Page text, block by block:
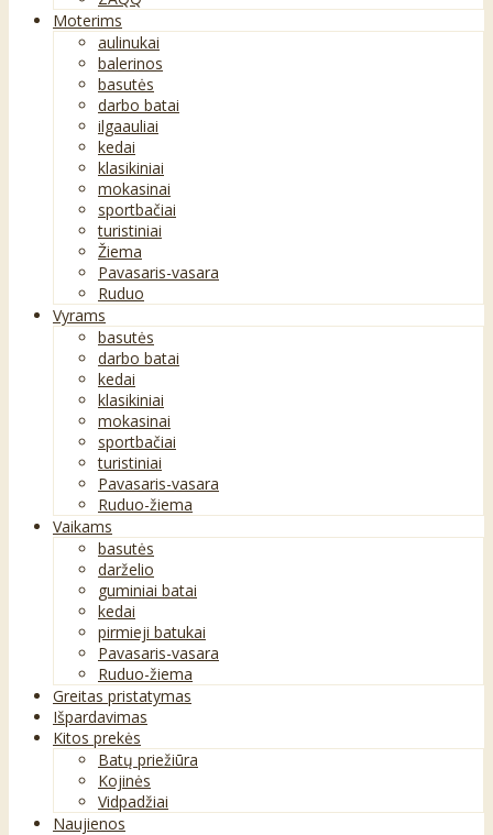
Moterims
aulinukai
balerinos
basutės
darbo batai
ilgaauliai
kedai
klasikiniai
mokasinai
sportbačiai
turistiniai
Žiema
Pavasaris-vasara
Ruduo
Vyrams
basutės
darbo batai
kedai
klasikiniai
mokasinai
sportbačiai
turistiniai
Pavasaris-vasara
Ruduo-žiema
Vaikams
basutės
darželio
guminiai batai
kedai
pirmieji batukai
Pavasaris-vasara
Ruduo-žiema
Greitas pristatymas
Išpardavimas
Kitos prekės
Batų priežiūra
Kojinės
Vidpadžiai
Naujienos